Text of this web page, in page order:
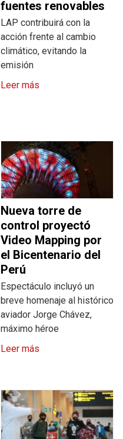
fuentes renovables
LAP contribuirá con la
acción frente al cambio
climático, evitando la
emisión
Leer más
Nueva torre de
control proyectó
Video Mapping por
el Bicentenario del
Perú
Espectáculo incluyó un
breve homenaje al histórico
aviador Jorge Chávez,
máximo héroe
Leer más